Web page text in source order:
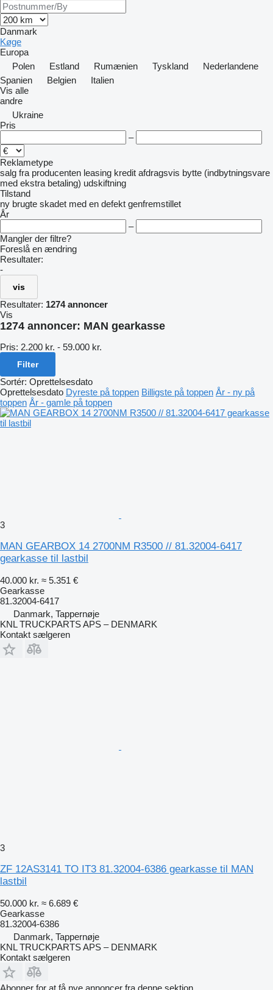
Danmark
Køge
Europa
Polen
Estland Rumænien Tyskland
Nederlandene
Spanien
Belgien
Italien
Vis alle
andre
Ukraine
Pris
–
Reklametype
salg fra producenten leasing kredit afdragsvis bytte (indbytningsvare
med ekstra betaling) udskiftning
Tilstand
ny brugte skadet med en defekt genfremstillet
År
–
Mangler der filtre?
Foreslå en ændring
Resultater:
-
vis
Resultater: 1274 annoncer
Vis
1274 annoncer: MAN gearkasse
Pris: 2.200 kr. - 59.000 kr.
Filter
Sortér: Oprettelsesdato
Oprettelsesdato Dyreste på toppen Billigste på toppen År - ny på
toppen År - gamle på toppen
3
MAN GEARBOX 14 2700NM R3500 // 81.32004-6417
gearkasse til lastbil
40.000 kr. ≈ 5.351 €
Gearkasse
81.32004-6417
Danmark, Tappernøje
KNL TRUCKPARTS APS – DENMARK
Kontakt sælgeren
3
ZF 12AS3141 TO IT3 81.32004-6386 gearkasse til MAN
lastbil
50.000 kr. ≈ 6.689 €
Gearkasse
81.32004-6386
Danmark, Tappernøje
KNL TRUCKPARTS APS – DENMARK
Kontakt sælgeren
Abonner for at få nye annoncer fra denne sektion